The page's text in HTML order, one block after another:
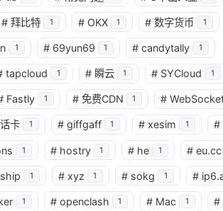
# 拜比特 1 # OKX 1 # 数字货币 1
1 # 69yun69 1 # candytally 1
tapcloud 1 # 瞬云 1 # SYCloud 1
Fastly 1 # 免费CDN 1 #
卡 1 # giffgaff 1 # xesim 1 #
1 # hostry 1 # he 1 # eu.cc
1 # xyz 1 # sokg 1 #
1 # openclash 1 # Mac 1 #